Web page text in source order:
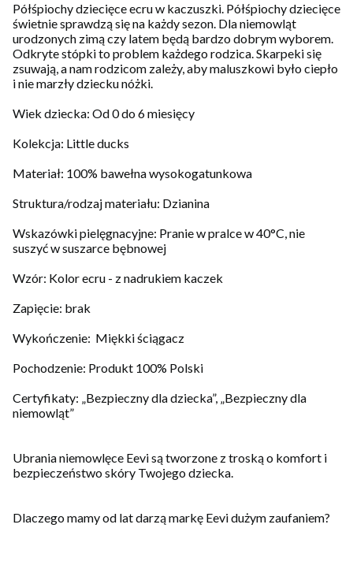
Półśpiochy dziecięce ecru w kaczuszki. Półśpiochy dziecięce
świetnie sprawdzą się na każdy sezon. Dla niemowląt
urodzonych zimą czy latem będą bardzo dobrym wyborem.
Odkryte stópki to problem każdego rodzica. Skarpeki się
zsuwają, a nam rodzicom zależy, aby maluszkowi było ciepło
i nie marzły dziecku nóżki.
Wiek dziecka: Od 0 do 6 miesięcy
Kolekcja: Little ducks
Materiał: 100% bawełna wysokogatunkowa
Struktura/rodzaj materiału: Dzianina
Wskazówki pielęgnacyjne: Pranie w pralce w 40°C, nie
suszyć w suszarce bębnowej
Wzór: Kolor ecru - z nadrukiem kaczek
Zapięcie: brak
Wykończenie: Miękki ściągacz
Pochodzenie: Produkt 100% Polski
Certyfikaty: „Bezpieczny dla dziecka”, „Bezpieczny dla
niemowląt”
Ubrania niemowlęce Eevi są tworzone z troską o komfort i
bezpieczeństwo skóry Twojego dziecka.
Dlaczego mamy od lat darzą markę Eevi dużym zaufaniem?